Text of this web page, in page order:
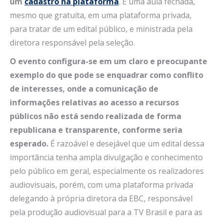
mesmo que gratuita, em uma plataforma privada,
para tratar de um edital público, e ministrada pela
diretora responsável pela seleção.
O evento configura-se em um claro e preocupante
exemplo do que pode se enquadrar como conflito
de interesses, onde a comunicação de
informações relativas ao acesso a recursos
públicos não está sendo realizada de forma
republicana e transparente, conforme seria
esperado. É razoável e desejável que um edital dessa
importância tenha ampla divulgação e conhecimento
pelo público em geral, especialmente os realizadores
audiovisuais, porém, com uma plataforma privada
delegando à própria diretora da EBC, responsável
pela produção audiovisual para a TV Brasil e para as